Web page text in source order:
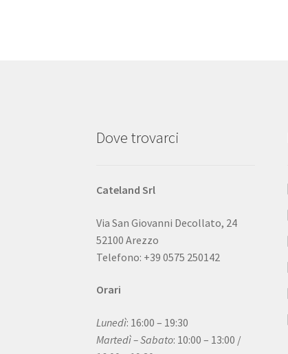
Dove trovarci
Cateland Srl
Via San Giovanni Decollato, 24
52100 Arezzo
Telefono: +39 0575 250142
Orari
Lunedì: 16:00 – 19:30
Martedì – Sabato: 10:00 – 13:00 /